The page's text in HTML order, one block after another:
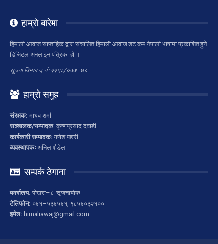
हाम्रो बारेमा
हिमाली आवाज साप्ताहिक द्वारा संचालित हिमाली आवाज डट कम नेपाली भाषामा प्रकाशित हुने
डिजिटल अनलाइन पत्रिका हो ।
सूचना विभाग द.नं.:२२९८/०७७–७८
हाम्रो समुह
संरक्षक: माधव शर्मा
सञ्चालक/सम्पादक: कृष्णप्रसाद दवाडी
कार्यकारी सम्पादकः गणेश पहारी
ब्यवस्थापकः अनिल पौडेल
सम्पर्क ठेगाना
कार्यालय: पोखरा–८, सृजनाचोक
टेलिफोन: ०६१–५३६५६१, ९८५६०३२१००
इमेल: himaliawaj@gmail.com